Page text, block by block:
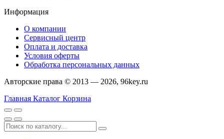
Информация
О компании
Сервисный центр
Оплата и доставка
Условия оферты
Обработка персональных данных
Авторские права © 2013 — 2026, 96key.ru
Главная Каталог Корзина